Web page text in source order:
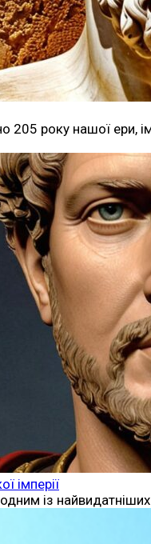
205 року нашої ери,
імперії
із найвидатніших